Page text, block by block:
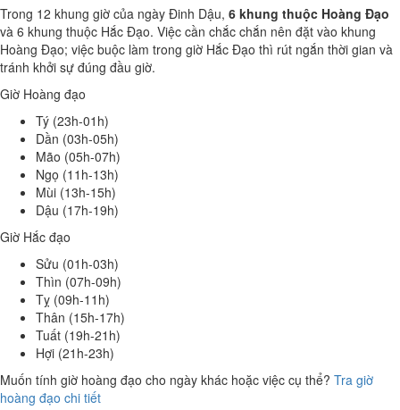
Trong 12 khung giờ của ngày Đinh Dậu, 6 khung thuộc Hoàng Đạo
và 6 khung thuộc Hắc Đạo. Việc cần chắc chắn nên đặt vào khung
Hoàng Đạo; việc buộc làm trong giờ Hắc Đạo thì rút ngắn thời gian và
tránh khởi sự đúng đầu giờ.
Giờ Hoàng đạo
Tý (23h-01h)
Dần (03h-05h)
Mão (05h-07h)
Ngọ (11h-13h)
Mùi (13h-15h)
Dậu (17h-19h)
Giờ Hắc đạo
Sửu (01h-03h)
Thìn (07h-09h)
Tỵ (09h-11h)
Thân (15h-17h)
Tuất (19h-21h)
Hợi (21h-23h)
Muốn tính giờ hoàng đạo cho ngày khác hoặc việc cụ thể? Tra giờ
hoàng đạo chi tiết